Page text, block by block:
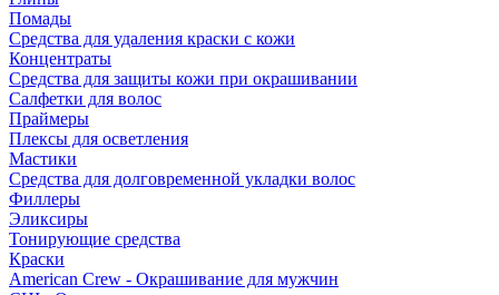
Помады
Средства для удаления краски с кожи
Концентраты
Средства для защиты кожи при окрашивании
Салфетки для волос
Праймеры
Плексы для осветления
Мастики
Средства для долговременной укладки волос
Филлеры
Эликсиры
Тонирующие средства
Краски
American Crew - Окрашивание для мужчин